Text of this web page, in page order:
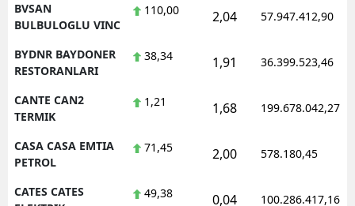
BVSAN
BULBULOGLU VINC
110,00 2,04 57.947.412,90
BYDNR BAYDONER
RESTORANLARI
38,34 1,91 36.399.523,46
CANTE CAN2
TERMIK
1,21 1,68 199.678.042,27
CASA CASA EMTIA
PETROL
71,45 2,00 578.180,45
CATES CATES
49,38 0,04 100.286.417,16